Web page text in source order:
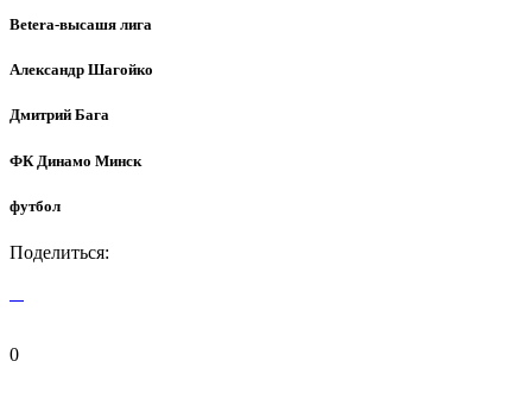
Betera-высашя лига
Александр Шагойко
Дмитрий Бага
ФК Динамо Минск
футбол
Поделиться:
0